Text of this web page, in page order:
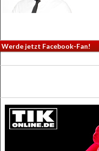
Werde jetzt Facebook-Fan!